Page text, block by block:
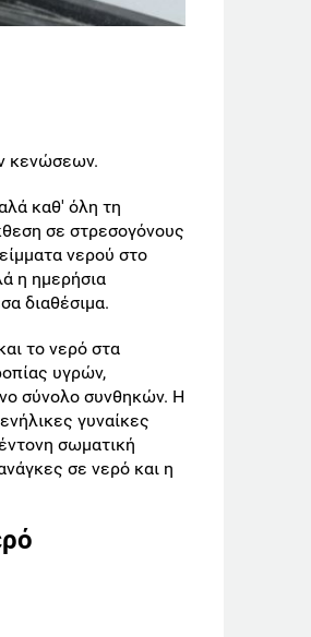
κενώσεων.
καθ' όλη τη
σε στρεσογόνους
νερού στο
η ημερήσια
διαθέσιμα.
το νερό στα
υγρών,
σύνολο συνθηκών. Η
γυναίκες
σωματική
σε νερό και η